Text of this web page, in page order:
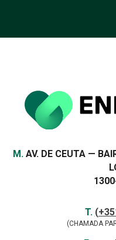
Morada
M. AV. DE CEUTA —
T.
(CHAMADA